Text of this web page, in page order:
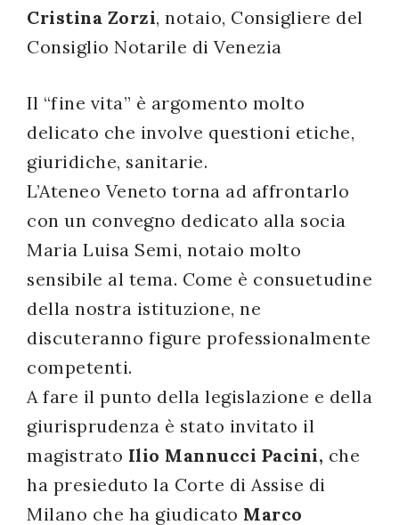
Cristina Zorzi, notaio, Consigliere del
Consiglio Notarile di Venezia
Il “fine vita” è argomento molto
delicato che involve questioni etiche,
giuridiche, sanitarie.
L’Ateneo Veneto torna ad affrontarlo
con un convegno dedicato alla socia
Maria Luisa Semi, notaio molto
sensibile al tema. Come è consuetudine
della nostra istituzione, ne
discuteranno figure professionalmente
competenti.
A fare il punto della legislazione e della
giurisprudenza è stato invitato il
magistrato Ilio Mannucci Pacini, che
ha presieduto la Corte di Assise di
Milano che ha giudicato Marco